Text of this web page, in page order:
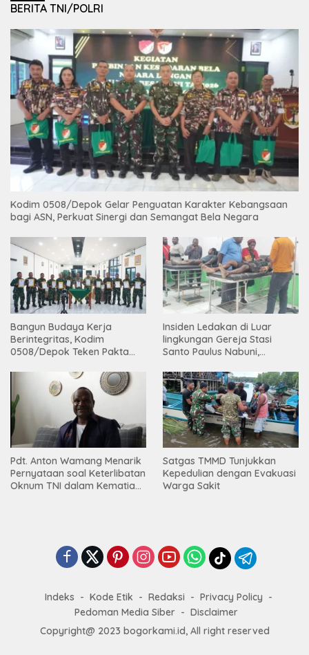
BERITA TNI/POLRI
Kodim 0508/Depok Gelar Penguatan Karakter Kebangsaan
bagi ASN, Perkuat Sinergi dan Semangat Bela Negara
Bangun Budaya Kerja
Berintegritas, Kodim
0508/Depok Teken Pakta
Insiden Ledakan di Luar
lingkungan Gereja Stasi
Santo Paulus Nabuni,
Pdt. Anton Wamang Menarik
Pernyataan soal Keterlibatan
Oknum TNI dalam Kematian
Satgas TMMD Tunjukkan
Kepedulian dengan Evakuasi
Warga Sakit
Indeks Kode Etik Redaksi
Privacy Policy
Pedoman Media Siber
Disclaimer
Copyright@ 2023 bogorkami.id, All right reserved